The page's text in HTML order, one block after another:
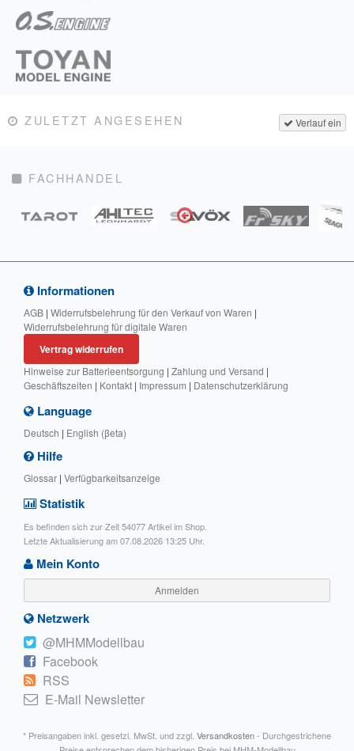
Verlauf ein
ZULETZT ANGESEHEN
FACHHANDEL
Informationen
AGB | Widerrufsbelehrung für den Verkauf von Waren |
Widerrufsbelehrung für digitale Waren
Vertrag widerrufen
Hinweise zur Batterieentsorgung | Zahlung und Versand |
Geschäftszeiten | Kontakt | Impressum | Datenschutzerklärung
Language
Deutsch | English (βeta)
Hilfe
Glossar | Verfügbarkeitsanzeige
Statistik
Es befinden sich zur Zeit 54077 Artikel im Shop.
Letzte Aktualisierung am 07.08.2026 13:25 Uhr.
Mein Konto
Anmelden
Netzwerk
@MHMModellbau
Facebook
RSS
E-Mail Newsletter
* Preisangaben inkl. gesetzl. MwSt. und zzgl. Versandkosten- Durchgestrichene